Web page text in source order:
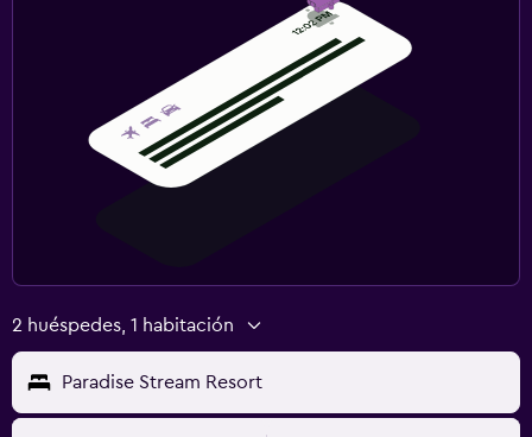
2 huéspedes, 1 habitación
Paradise Stream Resort